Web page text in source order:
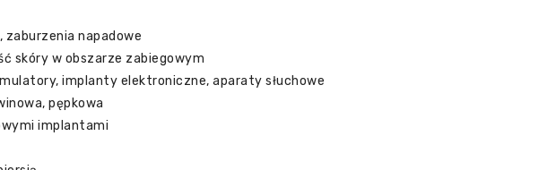
napadowe
skóry w obszarze zabiegowym
implanty elektroniczne, aparaty słuchowe
pępkowa
implantami